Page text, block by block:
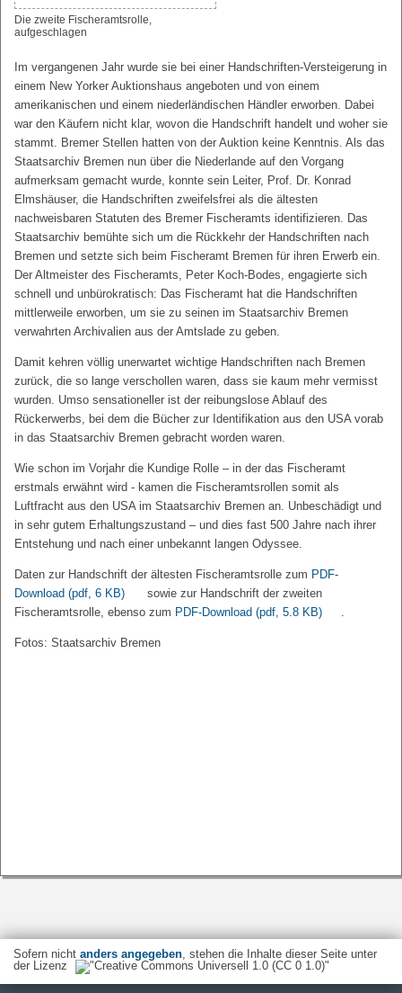
Die zweite Fischeramtsrolle,
aufgeschlagen
Im vergangenen Jahr wurde sie bei einer Handschriften-Versteigerung in
einem New Yorker Auktionshaus angeboten und von einem
amerikanischen und einem niederländischen Händler erworben. Dabei
war den Käufern nicht klar, wovon die Handschrift handelt und woher sie
stammt. Bremer Stellen hatten von der Auktion keine Kenntnis. Als das
Staatsarchiv Bremen nun über die Niederlande auf den Vorgang
aufmerksam gemacht wurde, konnte sein Leiter, Prof. Dr. Konrad
Elmshäuser, die Handschriften zweifelsfrei als die ältesten
nachweisbaren Statuten des Bremer Fischeramts identifizieren. Das
Staatsarchiv bemühte sich um die Rückkehr der Handschriften nach
Bremen und setzte sich beim Fischeramt Bremen für ihren Erwerb ein.
Der Altmeister des Fischeramts, Peter Koch-Bodes, engagierte sich
schnell und unbürokratisch: Das Fischeramt hat die Handschriften
mittlerweile erworben, um sie zu seinen im Staatsarchiv Bremen
verwahrten Archivalien aus der Amtslade zu geben.
Damit kehren völlig unerwartet wichtige Handschriften nach Bremen
zurück, die so lange verschollen waren, dass sie kaum mehr vermisst
wurden. Umso sensationeller ist der reibungslose Ablauf des
Rückerwerbs, bei dem die Bücher zur Identifikation aus den USA vorab
in das Staatsarchiv Bremen gebracht worden waren.
Wie schon im Vorjahr die Kundige Rolle – in der das Fischeramt
erstmals erwähnt wird - kamen die Fischeramtsrollen somit als
Luftfracht aus den USA im Staatsarchiv Bremen an. Unbeschädigt und
in sehr gutem Erhaltungszustand – und dies fast 500 Jahre nach ihrer
Entstehung und nach einer unbekannt langen Odyssee.
Daten zur Handschrift der ältesten Fischeramtsrolle zum PDF-
Download (pdf, 6 KB)
sowie zur Handschrift der zweiten
Fischeramtsrolle, ebenso zum PDF-Download (pdf, 5.8 KB) .
Fotos: Staatsarchiv Bremen
Sofern nicht anders angegeben, stehen die Inhalte dieser Seite unter
der Lizenz